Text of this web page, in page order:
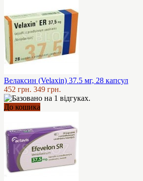
Велаксин (Velaxin) 37.5 мг, 28 капсул
452 грн. 349 грн.
До кошика